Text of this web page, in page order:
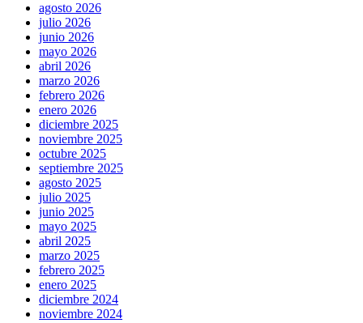
agosto 2026
julio 2026
junio 2026
mayo 2026
abril 2026
marzo 2026
febrero 2026
enero 2026
diciembre 2025
noviembre 2025
octubre 2025
septiembre 2025
agosto 2025
julio 2025
junio 2025
mayo 2025
abril 2025
marzo 2025
febrero 2025
enero 2025
diciembre 2024
noviembre 2024